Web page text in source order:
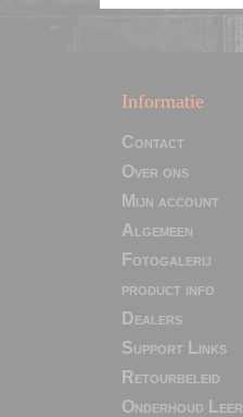
Informatie
Contact
Over ons
Mijn account
Algemeen
Fotogalerij
product info
Dealers
Support Links
Retourbeleid
Onderhoud Leer